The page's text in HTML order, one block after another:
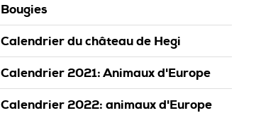
Bougies
Calendrier du château de Hegi
Calendrier 2021: Animaux d'Europe
Calendrier 2022: animaux d'Europe